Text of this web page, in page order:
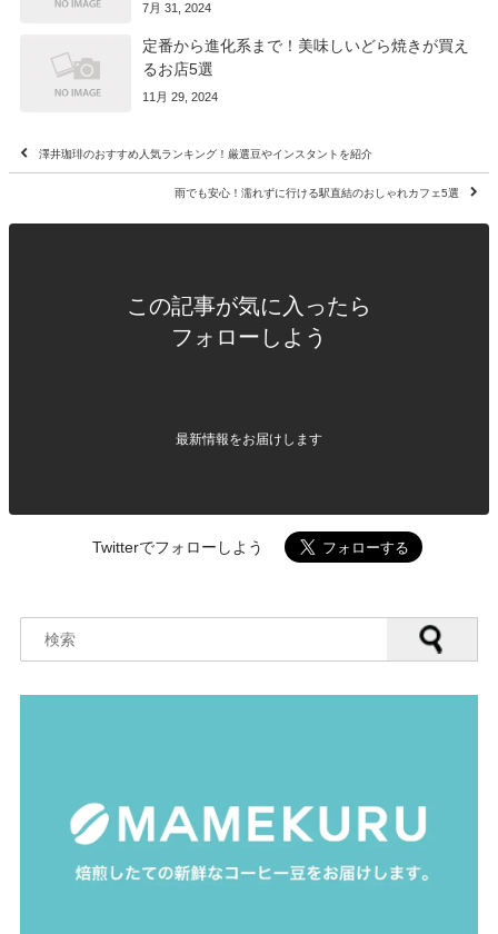
7月 31, 2024
定番から進化系まで！美味しいどら焼きが買え
るお店5選
11月 29, 2024
澤井珈琲のおすすめ人気ランキング！厳選豆やインスタントを紹介
雨でも安心！濡れずに行ける駅直結のおしゃれカフェ5選
この記事が気に入ったら
フォローしよう
最新情報をお届けします
Twitterでフォローしよう